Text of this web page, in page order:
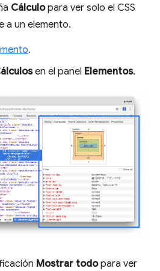
Cálculopara ver solo el CSS
a un elemento.
.
en el panel Elementos.
Mostrar todopara ver